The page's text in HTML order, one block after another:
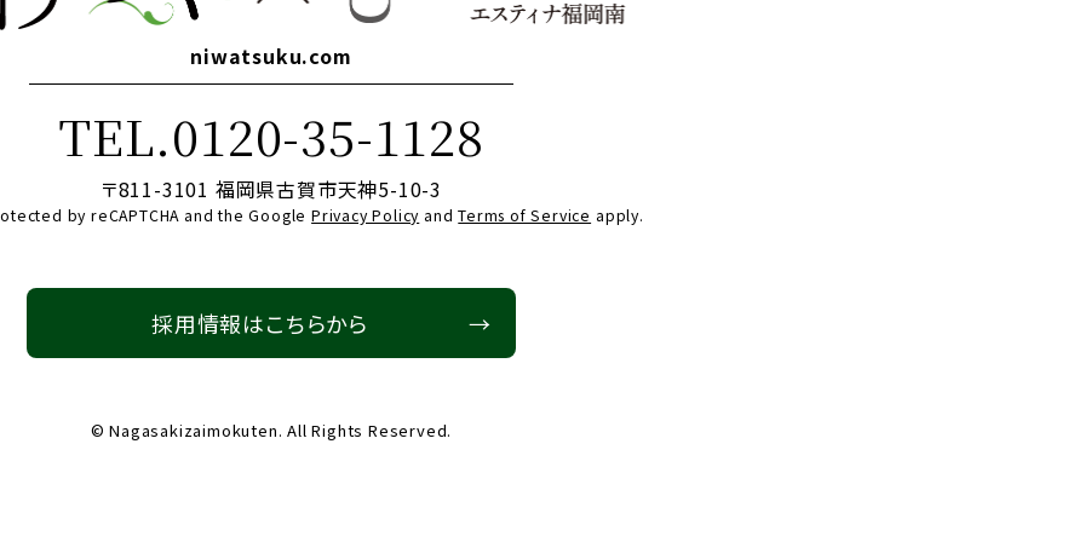
niwatsuku.com
TEL.0120-35-1128
〒811-3101 福岡県古賀市天神5-10-3
by reCAPTCHA and the GooglePrivacy Policy andTerms of Service apply.
採用情報はこちらから →
© Nagasakizaimokuten. All Rights Reserved.